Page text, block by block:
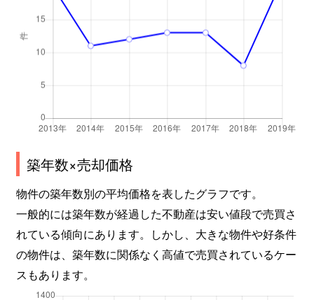
築年数×売却価格
物件の築年数別の平均価格を表したグラフです。
一般的には築年数が経過した不動産は安い値段で売買さ
れている傾向にあります。しかし、大きな物件や好条件
の物件は、築年数に関係なく高値で売買されているケー
スもあります。